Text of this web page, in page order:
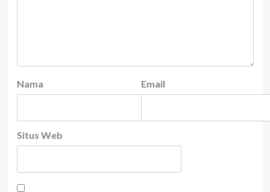
Nama Email
Situs Web